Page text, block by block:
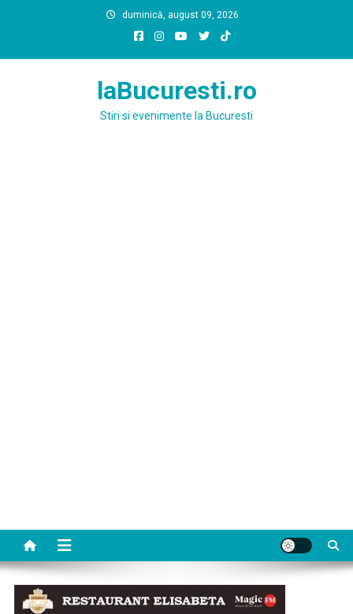
duminică, august 09, 2026
laBucuresti.ro
Stiri si evenimente la Bucuresti